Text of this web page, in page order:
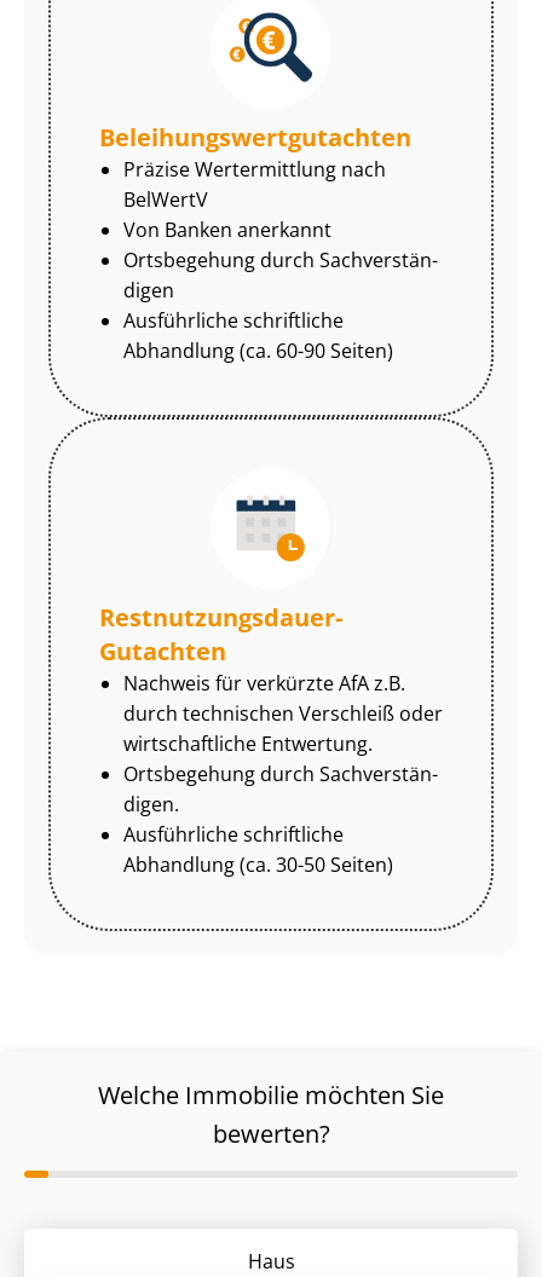
Be­lei­hungs­wert­gut­ach­ten
Präzise Wertermittlung nach
BelWertV
Von Banken anerkannt
Ortsbegehung durch Sach­ver­stän­
di­gen
Ausführliche schriftliche
Abhandlung (ca. 60-90 Seiten)
Rest­nut­zungs­dau­er-
Gutachten
Nachweis für verkürzte AfA z.B.
durch technischen Verschleiß oder
wirtschaftliche Entwertung.
Ortsbegehung durch Sach­ver­stän­
di­gen.
Ausführliche schriftliche
Abhandlung (ca. 30-50 Seiten)
Welche Immobilie möchten Sie
bewerten?
Haus